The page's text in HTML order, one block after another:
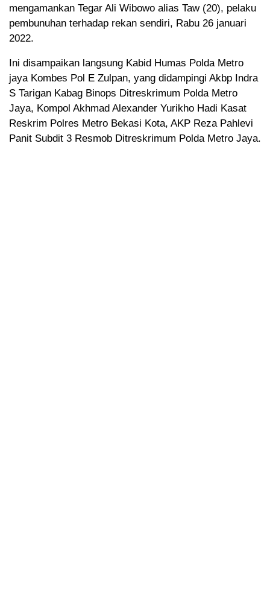
mengamankan Tegar Ali Wibowo alias Taw (20), pelaku
pembunuhan terhadap rekan sendiri, Rabu 26 januari
2022.
Ini disampaikan langsung Kabid Humas Polda Metro
jaya Kombes Pol E Zulpan, yang didampingi Akbp Indra
S Tarigan Kabag Binops Ditreskrimum Polda Metro
Jaya, Kompol Akhmad Alexander Yurikho Hadi Kasat
Reskrim Polres Metro Bekasi Kota, AKP Reza Pahlevi
Panit Subdit 3 Resmob Ditreskrimum Polda Metro Jaya.